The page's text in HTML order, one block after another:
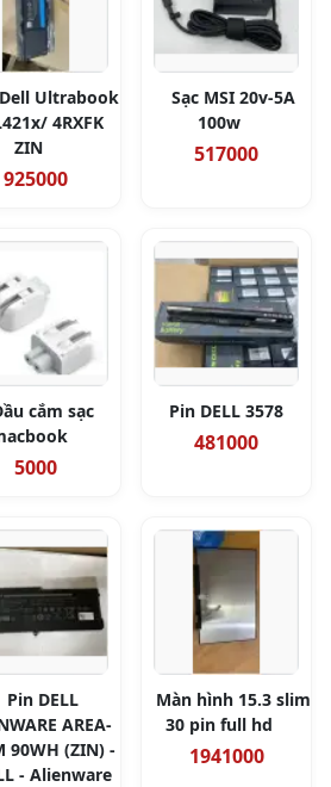
Ultrabook
4RXFK
ZIN
925000
Sạc MSI 20v-5A
100w
517000
cắm sạc
5000
Pin DELL 3578
481000
Pin DELL
AREA-
90WH (ZIN) -
- Alienware
Màn hình 15.3 slim
30 pin full hd
1941000